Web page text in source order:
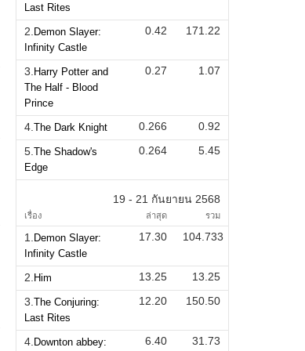
Last Rites
2. Demon Slayer:
Infinity Castle
0.42 171.22
3. Harry Potter and
The Half - Blood
Prince
0.27 1.07
4. The Dark Knight 0.266
0.92
5. The Shadow's
Edge
0.264 5.45
19 - 21 กันยายน 2568
เรื่อง ล่าสุด รวม
1. Demon Slayer:
Infinity Castle
17.30 104.733
2. Him 13.25
13.25
3. The Conjuring:
Last Rites
12.20 150.50
4. Downton abbey: 6.40 31.73